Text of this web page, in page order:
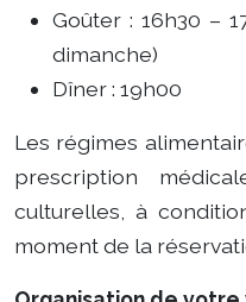
Goûter : 16h30 –
dimanche)
Dîner : 19h00
Les régimes
prescription
culturelles, à
moment de la